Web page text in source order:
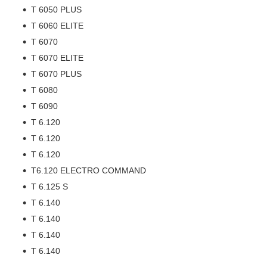
T 6050 PLUS
T 6060 ELITE
T 6070
T 6070 ELITE
T 6070 PLUS
T 6080
T 6090
T 6.120
T 6.120
T 6.120
T6.120 ELECTRO COMMAND
T 6.125 S
T 6.140
T 6.140
T 6.140
T 6.140